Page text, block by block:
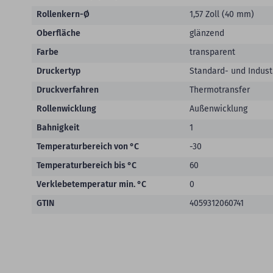
Rollenkern-Ø
1,57 Zoll (40 mm)
Oberfläche
glänzend
Farbe
transparent
Druckertyp
Standard- und
Druckverfahren
Thermotransfer
Rollenwicklung
Außenwicklung
Bahnigkeit
1
Temperaturbereich von °C
-30
Temperaturbereich bis °C
60
Verklebetemperatur min. °C
0
GTIN
4059312060741